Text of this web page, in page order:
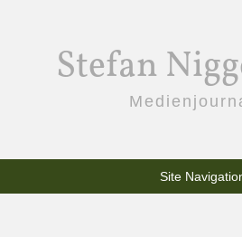
Stefan
Site